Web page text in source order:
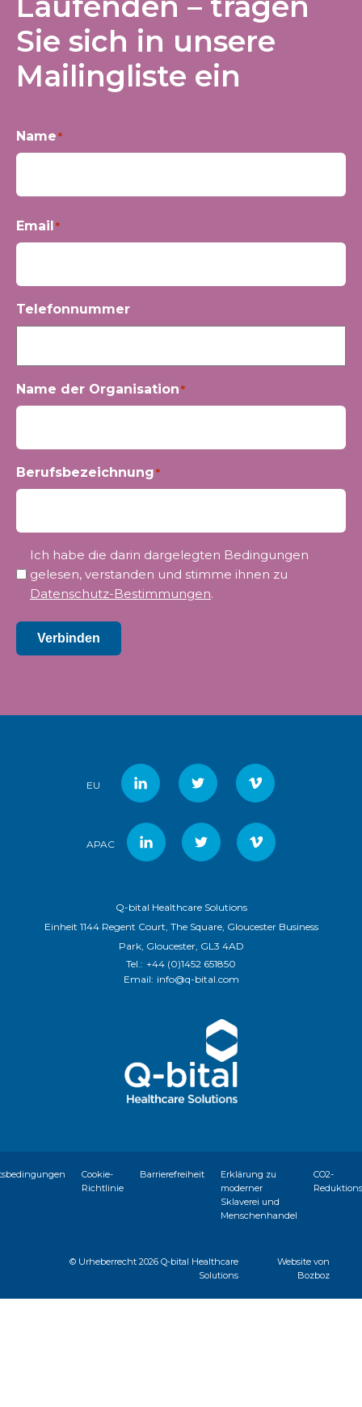
Sie sich in unsere
Mailingliste ein
Name*
Email*
Telefonnummer
Name der Organisation*
Berufsbezeichnung*
Privatsphäre*
Ich habe die darin dargelegten Bedingungen
gelesen, verstanden und stimme ihnen zu
Datenschutz-Bestimmungen.
Verbinden
EU
APAC
Q-bital Healthcare Solutions
Einheit 1144 Regent Court, The Square, Gloucester Business
Park, Gloucester, GL3 4AD
Tel.: +44 (0)1452 651850
Email: info@q-bital.com
Cookie-
Richtlinie
Barrierefreiheit
Erklärung zu
moderner
Sklaverei und
Menschenhandel
CO2-
© Urheberrecht 2026 Q-bital Healthcare
Solutions
Website von
Bozboz